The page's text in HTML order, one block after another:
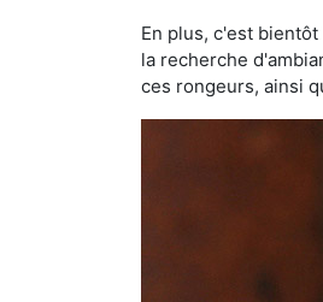
En plus, c'est
la recherche
ces rongeurs, ainsi